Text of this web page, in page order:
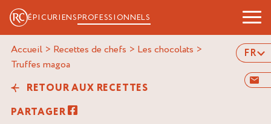
ÉPICURIENSPROFESSIONNELS
FR
Accueil > Recettes de chefs > Les chocolats >
truffes magoa
RETOUR AUX RECETTES
PARTAGER